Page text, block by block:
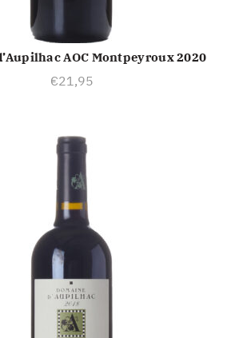
AAN WINKELWAGEN
AOC Montpeyroux 2020
€21,95